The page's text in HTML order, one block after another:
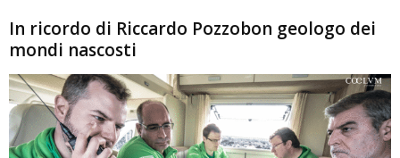
In ricordo di Riccardo Pozzobon geologo dei
mondi nascosti